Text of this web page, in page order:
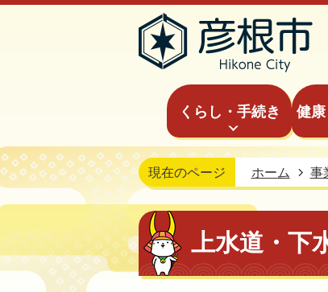
くらし・手続き 健
現在のページ ホーム 事
上水道・下